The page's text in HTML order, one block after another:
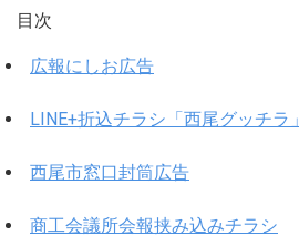
目次
広報にしお広告
LINE+折込チラシ「西尾グッチラ」
西尾市窓口封筒広告
商工会議所会報挟み込みチラシ